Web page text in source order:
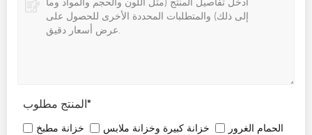
المنتج مطلوب*
خزانة مطبخ خزانة كبيرة وخزانة ملابس
الحمام الغرور